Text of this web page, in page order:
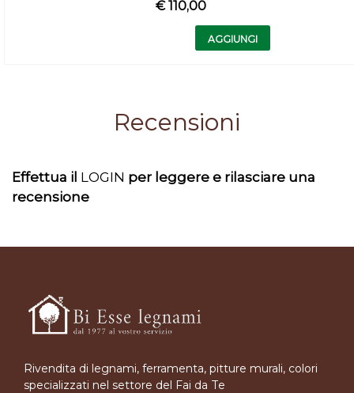
€ 110,00
Quantità
AGGIUNGI
Recensioni
Effettua il LOGIN per leggere e rilasciare una
recensione
Rivendita di legnami, ferramenta, pitture murali, colori
specializzati nel settore del Fai da Te